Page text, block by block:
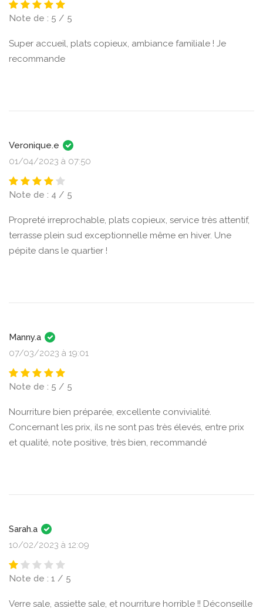
Note de : 5 / 5
Super accueil, plats copieux, ambiance familiale ! Je
recommande
Veronique.e
01/04/2023 à 07:50
Note de : 4 / 5
Propreté irreprochable, plats copieux, service très attentif,
terrasse plein sud exceptionnelle même en hiver. Une
pépite dans le quartier !
Manny.a
07/03/2023 à 19:01
Note de : 5 / 5
Nourriture bien préparée, excellente convivialité.
Concernant les prix, ils ne sont pas très élevés, entre prix
et qualité, note positive, très bien, recommandé
Sarah.a
10/02/2023 à 12:09
Note de : 1 / 5
Verre sale, assiette sale, et nourriture horrible !! Déconseille